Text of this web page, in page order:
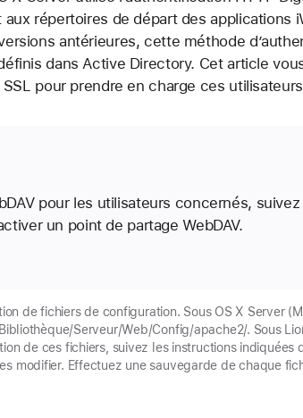
répertoires de départ des applications
antérieures, cette méthode
dans Active Directory. Cet article
pour prendre en charge ces
pour les utilisateurs concernés, suivez
un point de partage WebDAV.
de fichiers de configuration. Sous OS X Server
Serveur/Web/Config/apache2/. Sous
de ces fichiers, suivez les instructions indiquées
modifier. Effectuez une sauvegarde de chaque